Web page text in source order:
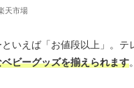
天市場
いえば「お値段以上」。
ビーグッズを揃えられます。